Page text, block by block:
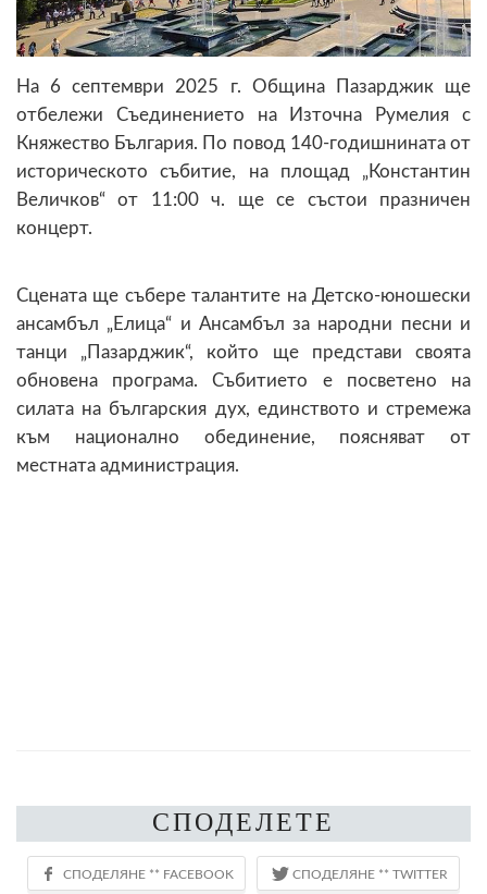
На 6 септември 2025 г. Община Пазарджик ще
отбележи Съединението на Източна Румелия с
Княжество България. По повод 140-годишнината от
историческото събитие, на площад „Константин
Величков“ от 11:00 ч. ще се състои празничен
концерт.
Сцената ще събере талантите на Детско-юношески
ансамбъл „Елица“ и Ансамбъл за народни песни и
танци „Пазарджик“, който ще представи своята
обновена програма. Събитието е посветено на
силата на българския дух, единството и стремежа
към национално обединение, поясняват от
местната администрация.
СПОДЕЛЕТЕ